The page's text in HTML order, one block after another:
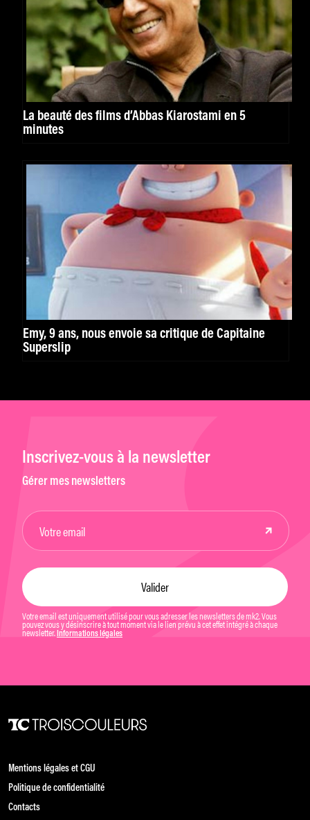
La beauté des films d’Abbas Kiarostami en 5
minutes
Emy, 9 ans, nous envoie sa critique de Capitaine
Superslip
Inscrivez-vous à la newsletter
Gérer mes newsletters
Votre email est uniquement utilisé pour vous adresser les newsletters de mk2. Vous
pouvez vous y désinscrire à tout moment via le lien prévu à cet effet intégré à chaque
newsletter. Informations légales
Mentions légales et CGU
Politique de confidentialité
Contacts